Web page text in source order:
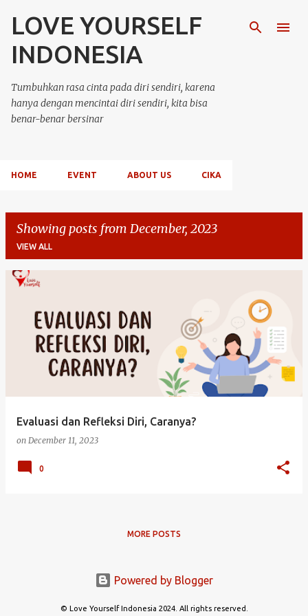
Skip to main content
LOVE YOURSELF
INDONESIA
Tumbuhkan rasa cinta pada diri sendiri, karena
hanya dengan mencintai diri sendiri, kita bisa
benar-benar bersinar
HOME EVENT ABOUT US CIKA
Showing posts from December, 2023
VIEW ALL
Evaluasi dan Refleksi Diri, Caranya?
on December 11, 2023
0
MORE POSTS
Powered by Blogger
© Love Yourself Indonesia 2024. All rights reserved.